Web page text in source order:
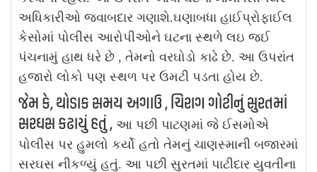
અધિકારીઓ જવાબદાર ગણાશે.ઘણાબધા હાઈપ્રોફાઈલ
કેસોમાં પોલીસ આરોપીઓને ઘટના સ્થળે લઇ જઈ
પંચનામું હાથ ધરે છે , તેમનો વરઘોડો કાઢે છે. આ ઉપરાંત
હજારો લોકો પણ સ્થળ પર ઉમટી પડતા હોય છે.
જેમ કે, થોડાક સમય અગાઉ , ચિરાગ ગોટીનું સુરતમાં
સરઘસ કઢાયું હતું , આ પછી પાટણમાં જે ઈસમોએ
પોલીસ પર હુમલો કર્યો હતો તેમનું ચાણસ્માની બજારમાં
સરઘસ નીકળ્યું હતું. આ પછી સુરતમાં પાટીદાર યુવતીના